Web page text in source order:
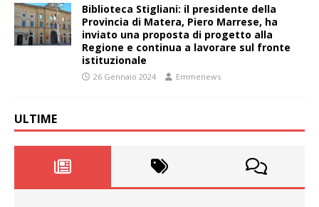
Biblioteca Stigliani: il presidente della
Provincia di Matera, Piero Marrese, ha
inviato una proposta di progetto alla
Regione e continua a lavorare sul fronte
istituzionale
26 Gennaio 2024 Emmenews
ULTIME